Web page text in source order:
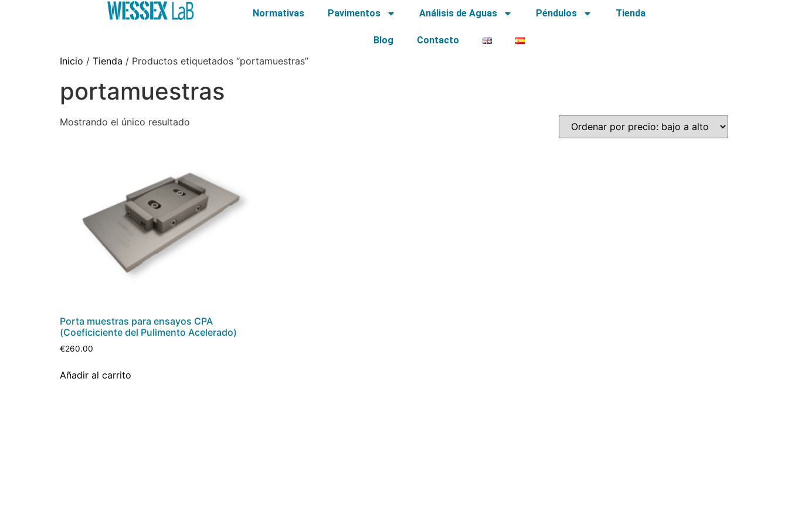
Normativas Pavimentos Análisis de Aguas Péndulos Tienda
Blog Contacto
Inicio / Tienda / Productos etiquetados “portamuestras”
portamuestras
Mostrando el único resultado
Porta muestras para ensayos CPA
(Coeficiciente del Pulimento Acelerado)
€260.00
Añadir al carrito